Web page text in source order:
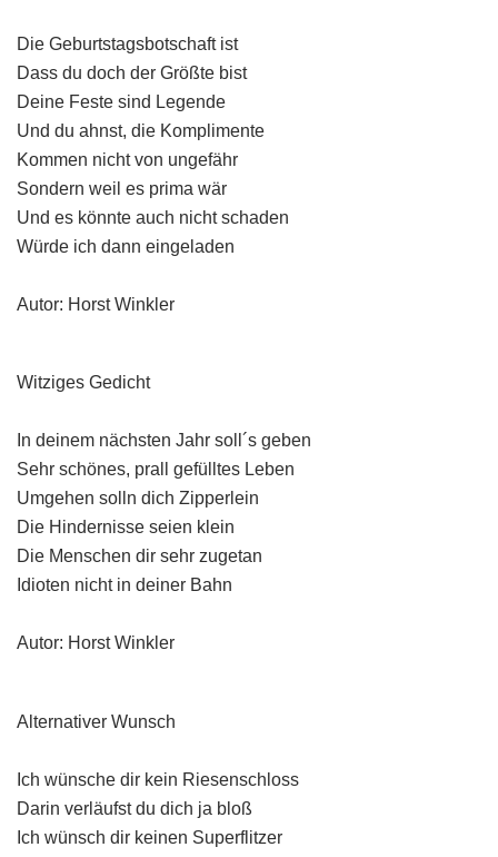
Die Geburtstagsbotschaft ist
Dass du doch der Größte bist
Deine Feste sind Legende
Und du ahnst, die Komplimente
Kommen nicht von ungefähr
Sondern weil es prima wär
Und es könnte auch nicht schaden
Würde ich dann eingeladen
Autor: Horst Winkler
Witziges Gedicht
In deinem nächsten Jahr soll´s geben
Sehr schönes, prall gefülltes Leben
Umgehen solln dich Zipperlein
Die Hindernisse seien klein
Die Menschen dir sehr zugetan
Idioten nicht in deiner Bahn
Autor: Horst Winkler
Alternativer Wunsch
Ich wünsche dir kein Riesenschloss
Darin verläufst du dich ja bloß
Ich wünsch dir keinen Superflitzer